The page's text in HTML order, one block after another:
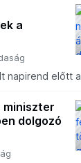
a
napirend előtt
miniszter
dolgozó